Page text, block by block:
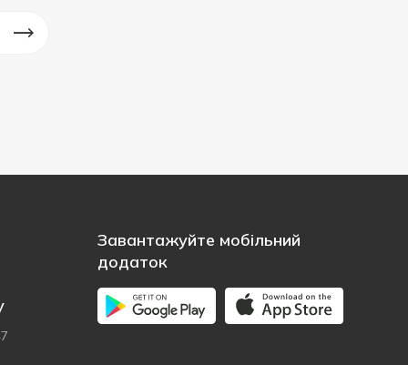
Завантажуйте мобільний
додаток